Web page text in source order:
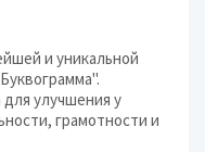
и уникальной
для улучшения у
грамотности и